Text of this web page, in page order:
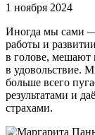
1 ноября 2024
Иногда мы сами
работы и
в голове, мешают
в удовольствие.
больше всего
результатами и
страхами.